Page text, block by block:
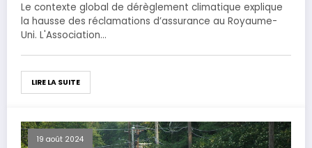
Le contexte global de dérèglement climatique explique
la hausse des réclamations d’assurance au Royaume-
Uni. L'Association…
LIRE LA SUITE
19 août 2024